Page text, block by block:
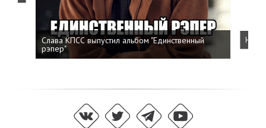
Слава КПСС выпустил альбом "Единственный
рэпер"